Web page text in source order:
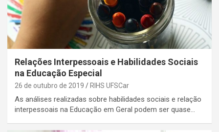
Relações Interpessoais e Habilidades Sociais
na Educação Especial
26 de outubro de 2019 RIHS UFSCar
As análises realizadas sobre habilidades sociais e relação
interpessoais na Educação em Geral podem ser quase…